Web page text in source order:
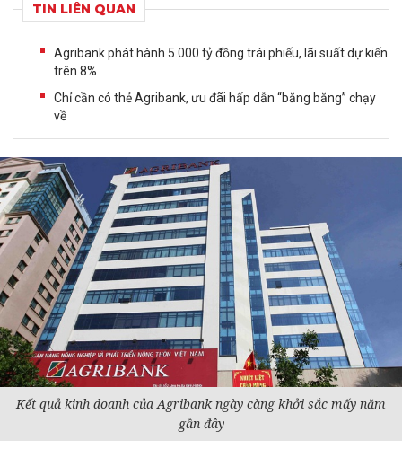
TIN LIÊN QUAN
Agribank phát hành 5.000 tỷ đồng trái phiếu, lãi suất dự kiến
trên 8%
Chỉ cần có thẻ Agribank, ưu đãi hấp dẫn “băng băng” chạy
về
Kết quả kinh doanh của Agribank ngày càng khởi sắc mấy năm
gần đây